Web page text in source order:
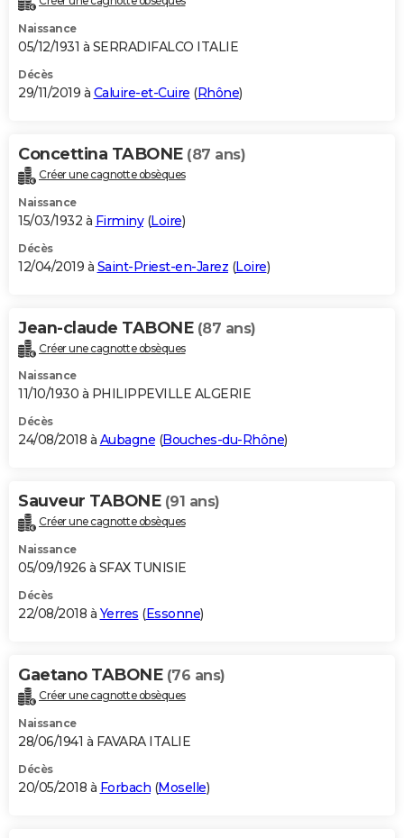
Naissance
05/12/1931 à SERRADIFALCO ITALIE
Décès
29/11/2019 à Caluire-et-Cuire (Rhône)
Concettina TABONE (87 ans)
Créer une cagnotte obsèques
Naissance
15/03/1932 à Firminy(Loire)
Décès
12/04/2019 à Saint-Priest-en-Jarez (Loire)
Jean-claude TABONE (87 ans)
Créer une cagnotte obsèques
Naissance
11/10/1930 à PHILIPPEVILLE ALGERIE
Décès
24/08/2018 à Aubagne (Bouches-du-Rhône)
Sauveur TABONE (91 ans)
Créer une cagnotte obsèques
Naissance
05/09/1926 à SFAX TUNISIE
Décès
22/08/2018 à Yerres (Essonne)
Gaetano TABONE (76 ans)
Créer une cagnotte obsèques
Naissance
28/06/1941 à FAVARA ITALIE
Décès
20/05/2018 à Forbach (Moselle)